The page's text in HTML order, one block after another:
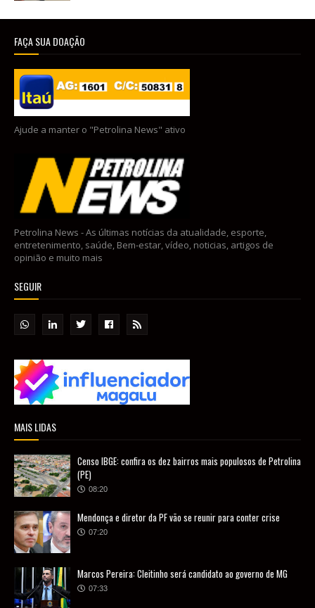
FAÇA SUA DOAÇÃO
Ajude a manter o "Petrolina News" ativo
Petrolina News - As últimas notícias da atualidade, esporte,
entretenimento, saúde, Bem-estar, vídeo, noticias, artigos de
opinião e muito mais
SEGUIR
MAIS LIDAS
Censo IBGE: confira os dez bairros mais populosos de Petrolina
(PE)
08:20
Mendonça e diretor da PF vão se reunir para conter crise
07:20
Marcos Pereira: Cleitinho será candidato ao governo de MG
07:33